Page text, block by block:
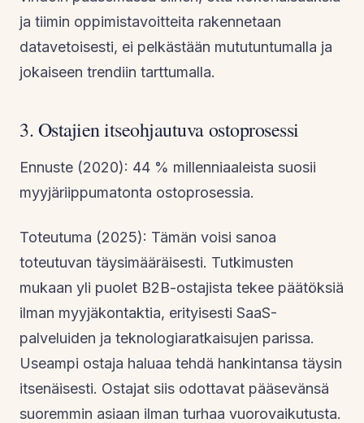
ja tiimin oppimistavoitteita rakennetaan
datavetoisesti, ei pelkästään mututuntumalla ja
jokaiseen trendiin tarttumalla.
3. Ostajien itseohjautuva ostoprosessi
Ennuste (2020): 44 % millenniaaleista suosii
myyjäriippumatonta ostoprosessia.
Toteutuma (2025): Tämän voisi sanoa
toteutuvan täysimääräisesti. Tutkimusten
mukaan yli puolet B2B-ostajista tekee päätöksiä
ilman myyjäkontaktia, erityisesti SaaS-
palveluiden ja teknologiaratkaisujen parissa.
Useampi ostaja haluaa tehdä hankintansa täysin
itsenäisesti. Ostajat siis odottavat pääsevänsä
suoremmin asiaan ilman turhaa vuorovaikutusta.